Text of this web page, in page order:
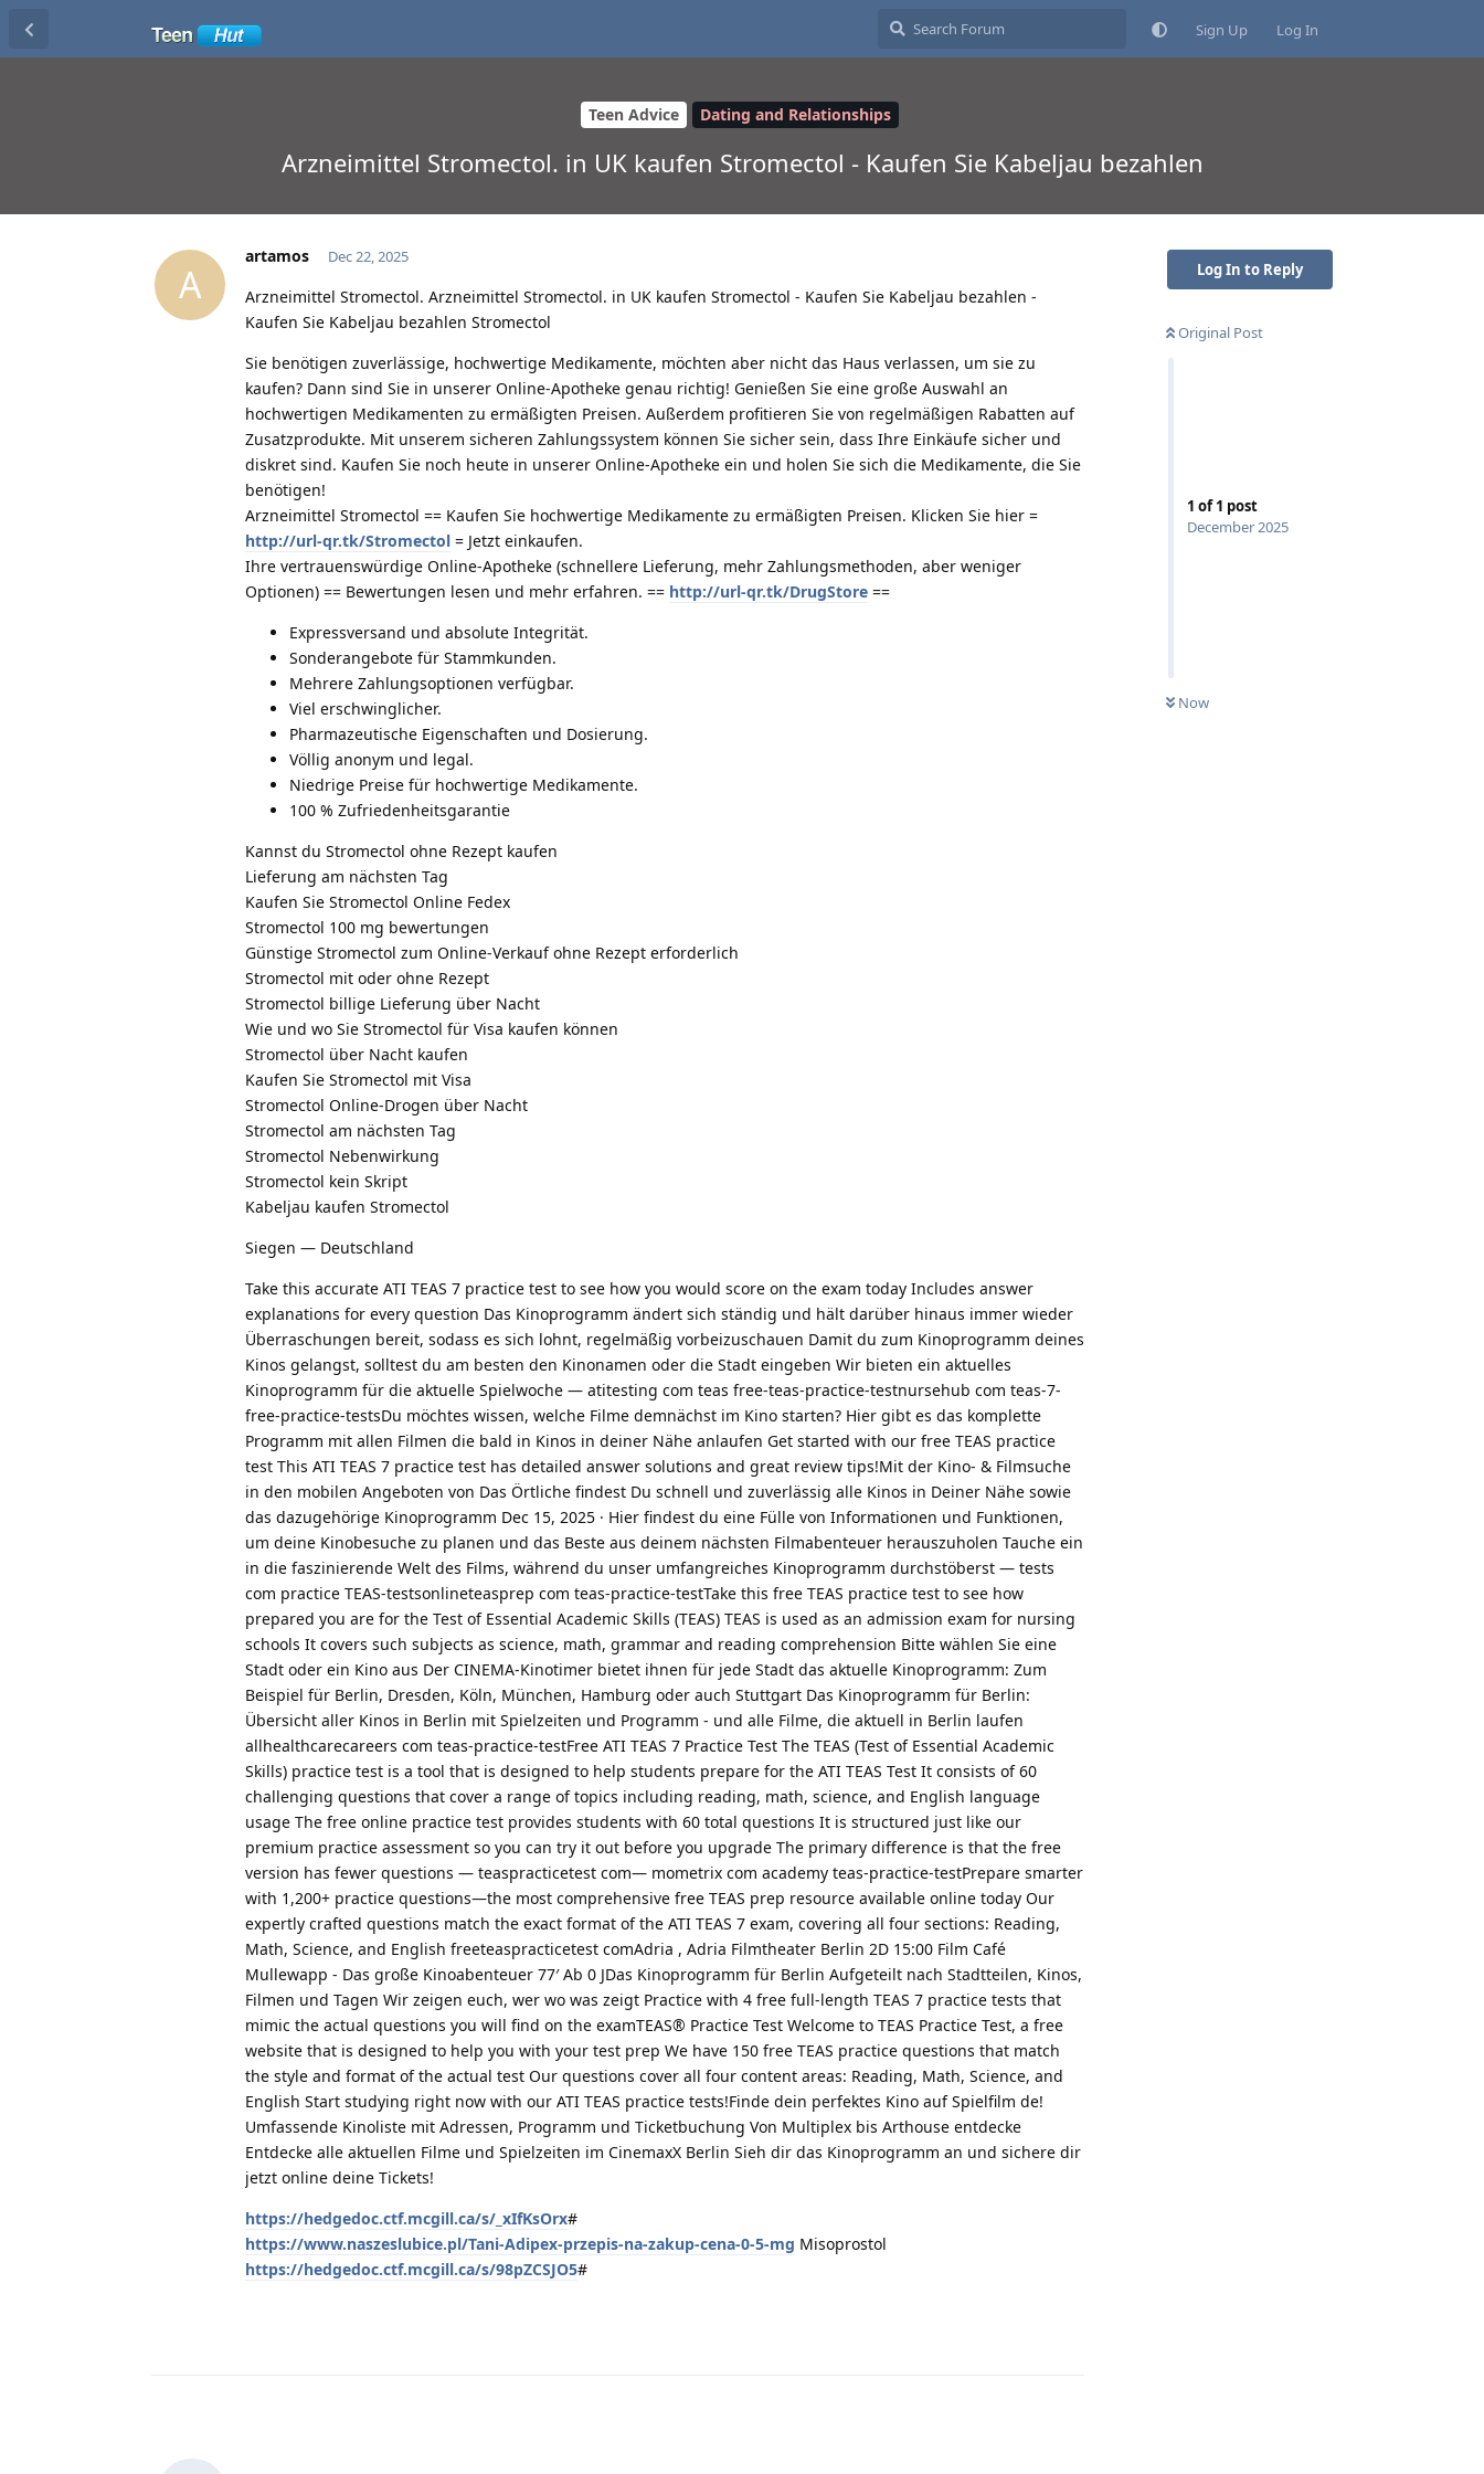
Sign Up Log In
Teen Advice Dating and Relationships
Arzneimittel Stromectol. in UK kaufen Stromectol - Kaufen Sie Kabeljau bezahlen
Log In to Reply
Original Post
1 of1 post
December 2025
Now
A
artamos Dec 22, 2025
Arzneimittel Stromectol. Arzneimittel Stromectol. in UK kaufen Stromectol - Kaufen Sie Kabeljau bezahlen -
Kaufen Sie Kabeljau bezahlen Stromectol
Sie benötigen zuverlässige, hochwertige Medikamente, möchten aber nicht das Haus verlassen, um sie zu
kaufen? Dann sind Sie in unserer Online-Apotheke genau richtig! Genießen Sie eine große Auswahl an
hochwertigen Medikamenten zu ermäßigten Preisen. Außerdem profitieren Sie von regelmäßigen Rabatten auf
Zusatzprodukte. Mit unserem sicheren Zahlungssystem können Sie sicher sein, dass Ihre Einkäufe sicher und
diskret sind. Kaufen Sie noch heute in unserer Online-Apotheke ein und holen Sie sich die Medikamente, die Sie
benötigen!
Arzneimittel Stromectol == Kaufen Sie hochwertige Medikamente zu ermäßigten Preisen. Klicken Sie hier =
http://url-qr.tk/Stromectol = Jetzt einkaufen.
Ihre vertrauenswürdige Online-Apotheke (schnellere Lieferung, mehr Zahlungsmethoden, aber weniger
Optionen) == Bewertungen lesen und mehr erfahren. == http://url-qr.tk/DrugStore ==
Expressversand und absolute Integrität.
Sonderangebote für Stammkunden.
Mehrere Zahlungsoptionen verfügbar.
Viel erschwinglicher.
Pharmazeutische Eigenschaften und Dosierung.
Völlig anonym und legal.
Niedrige Preise für hochwertige Medikamente.
100 % Zufriedenheitsgarantie
Kannst du Stromectol ohne Rezept kaufen
Lieferung am nächsten Tag
Kaufen Sie Stromectol Online Fedex
Stromectol 100 mg bewertungen
Günstige Stromectol zum Online-Verkauf ohne Rezept erforderlich
Stromectol mit oder ohne Rezept
Stromectol billige Lieferung über Nacht
Wie und wo Sie Stromectol für Visa kaufen können
Stromectol über Nacht kaufen
Kaufen Sie Stromectol mit Visa
Stromectol Online-Drogen über Nacht
Stromectol am nächsten Tag
Stromectol Nebenwirkung
Stromectol kein Skript
Kabeljau kaufen Stromectol
Siegen — Deutschland
Take this accurate ATI TEAS 7 practice test to see how you would score on the exam today Includes answer
explanations for every question Das Kinoprogramm ändert sich ständig und hält darüber hinaus immer wieder
Überraschungen bereit, sodass es sich lohnt, regelmäßig vorbeizuschauen Damit du zum Kinoprogramm deines
Kinos gelangst, solltest du am besten den Kinonamen oder die Stadt eingeben Wir bieten ein aktuelles
Kinoprogramm für die aktuelle Spielwoche — atitesting com teas free-teas-practice-testnursehub com teas-7-
free-practice-testsDu möchtes wissen, welche Filme demnächst im Kino starten? Hier gibt es das komplette
Programm mit allen Filmen die bald in Kinos in deiner Nähe anlaufen Get started with our free TEAS practice
test This ATI TEAS 7 practice test has detailed answer solutions and great review tips!Mit der Kino- & Filmsuche
in den mobilen Angeboten von Das Örtliche findest Du schnell und zuverlässig alle Kinos in Deiner Nähe sowie
das dazugehörige Kinoprogramm Dec 15, 2025 · Hier findest du eine Fülle von Informationen und Funktionen,
um deine Kinobesuche zu planen und das Beste aus deinem nächsten Filmabenteuer herauszuholen Tauche ein
in die faszinierende Welt des Films, während du unser umfangreiches Kinoprogramm durchstöberst — tests
com practice TEAS-testsonlineteasprep com teas-practice-testTake this free TEAS practice test to see how
prepared you are for the Test of Essential Academic Skills (TEAS) TEAS is used as an admission exam for nursing
schools It covers such subjects as science, math, grammar and reading comprehension Bitte wählen Sie eine
Stadt oder ein Kino aus Der CINEMA-Kinotimer bietet ihnen für jede Stadt das aktuelle Kinoprogramm: Zum
Beispiel für Berlin, Dresden, Köln, München, Hamburg oder auch Stuttgart Das Kinoprogramm für Berlin:
Übersicht aller Kinos in Berlin mit Spielzeiten und Programm - und alle Filme, die aktuell in Berlin laufen
allhealthcarecareers com teas-practice-testFree ATI TEAS 7 Practice Test The TEAS (Test of Essential Academic
Skills) practice test is a tool that is designed to help students prepare for the ATI TEAS Test It consists of 60
challenging questions that cover a range of topics including reading, math, science, and English language
usage The free online practice test provides students with 60 total questions It is structured just like our
premium practice assessment so you can try it out before you upgrade The primary difference is that the free
version has fewer questions — teaspracticetest com— mometrix com academy teas-practice-testPrepare smarter
with 1,200+ practice questions—the most comprehensive free TEAS prep resource available online today Our
expertly crafted questions match the exact format of the ATI TEAS 7 exam, covering all four sections: Reading,
Math, Science, and English freeteaspracticetest comAdria , Adria Filmtheater Berlin 2D 15:00 Film Café
Mullewapp - Das große Kinoabenteuer 77′ Ab 0 JDas Kinoprogramm für Berlin Aufgeteilt nach Stadtteilen, Kinos,
Filmen und Tagen Wir zeigen euch, wer wo was zeigt Practice with 4 free full-length TEAS 7 practice tests that
mimic the actual questions you will find on the examTEAS® Practice Test Welcome to TEAS Practice Test, a free
website that is designed to help you with your test prep We have 150 free TEAS practice questions that match
the style and format of the actual test Our questions cover all four content areas: Reading, Math, Science, and
English Start studying right now with our ATI TEAS practice tests!Finde dein perfektes Kino auf Spielfilm de!
Umfassende Kinoliste mit Adressen, Programm und Ticketbuchung Von Multiplex bis Arthouse entdecke
Entdecke alle aktuellen Filme und Spielzeiten im CinemaxX Berlin Sieh dir das Kinoprogramm an und sichere dir
jetzt online deine Tickets!
https://hedgedoc.ctf.mcgill.ca/s/_xIfKsOrx#
https://www.naszeslubice.pl/Tani-Adipex-przepis-na-zakup-cena-0-5-mg Misoprostol
https://hedgedoc.ctf.mcgill.ca/s/98pZCSJO5#